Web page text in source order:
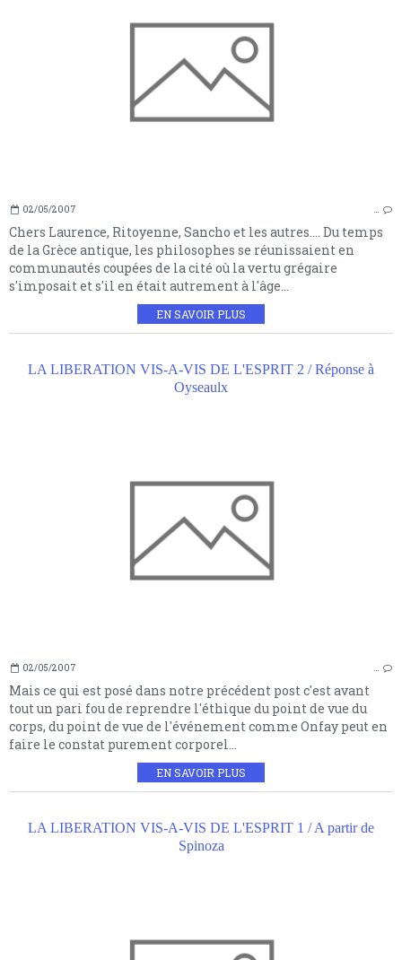
02/05/2007 …
Chers Laurence, Ritoyenne, Sancho et les autres.... Du temps
de la Grèce antique, les philosophes se réunissaient en
communautés coupées de la cité où la vertu grégaire
s'imposait et s'il en était autrement à l'âge...
EN SAVOIR PLUS
LA LIBERATION VIS-A-VIS DE L'ESPRIT 2 / Réponse à
Oyseaulx
02/05/2007 …
Mais ce qui est posé dans notre précédent post c'est avant
tout un pari fou de reprendre l'éthique du point de vue du
corps, du point de vue de l'événement comme Onfay peut en
faire le constat purement corporel...
EN SAVOIR PLUS
LA LIBERATION VIS-A-VIS DE L'ESPRIT 1 / A partir de
Spinoza